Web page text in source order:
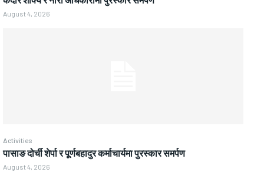
August 4, 2026
Activities
पासाङ दोर्ची शेर्पा र पूर्णबहादुर कर्माचार्यमा पुरस्कार समर्पण
August 4, 2026